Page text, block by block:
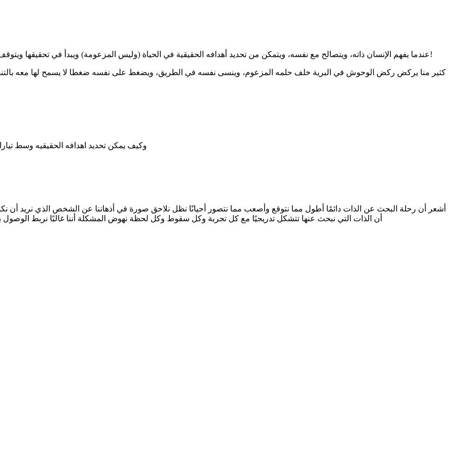
عندما يفهم الإنسان ذاته، ويتصالح مع نفسه، ويتمكن من تحديد أهدافه الحقيقية في الحياة (وليس المزعومة) ويبدأ في تحقيقها ويتوقف عن استهلاك نفسه في الفراغ، هناك سيجد الثمرة وسيرتاح إن شاء الله!
كثير منا يركض ركض الوحوش في البرية خلف حلمه المزعوم، وينسى نفسه في الطريق، ويضغط على نفسه ضغطا لا يسمح لها معه
وكيف يمكن تحديد اهدافه الحقيقيه وسط
أشعر أن رحلة البحث عن الذات دائمًا أطول مما نتوقع وأصعب مما نتصور أحيانًا نظل نلاحق صورة في أذهاننا عن الشخص الذي نريد أن
أن الذات التي نبحث عنها تتشكل تدريجيًا مع كل تجربة وكل سقوط وكل لحظة نهوض المشكلة أننا غالبًا نربط الوصول